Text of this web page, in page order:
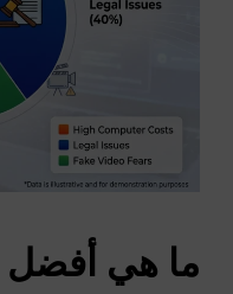
ما هي أفضل